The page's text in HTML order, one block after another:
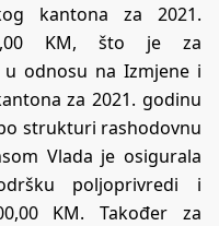
kantona za 2021.
KM, što je za
u odnosu na Izmjene i
za 2021. godinu
strukturi rashodovnu
Vlada je osigurala
poljoprivredi i
KM. Također za